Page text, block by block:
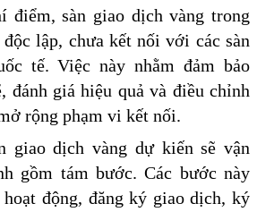
điểm, sàn giao dịch vàng trong
lập, chưa kết nối với các sàn
tế. Việc này nhằm đảm bảo
đánh giá hiệu quả và điều chỉnh
rộng phạm vi kết nối.
giao dịch vàng dự kiến sẽ vận
gồm tám bước. Các bước này
hoạt động, đăng ký giao dịch, ký